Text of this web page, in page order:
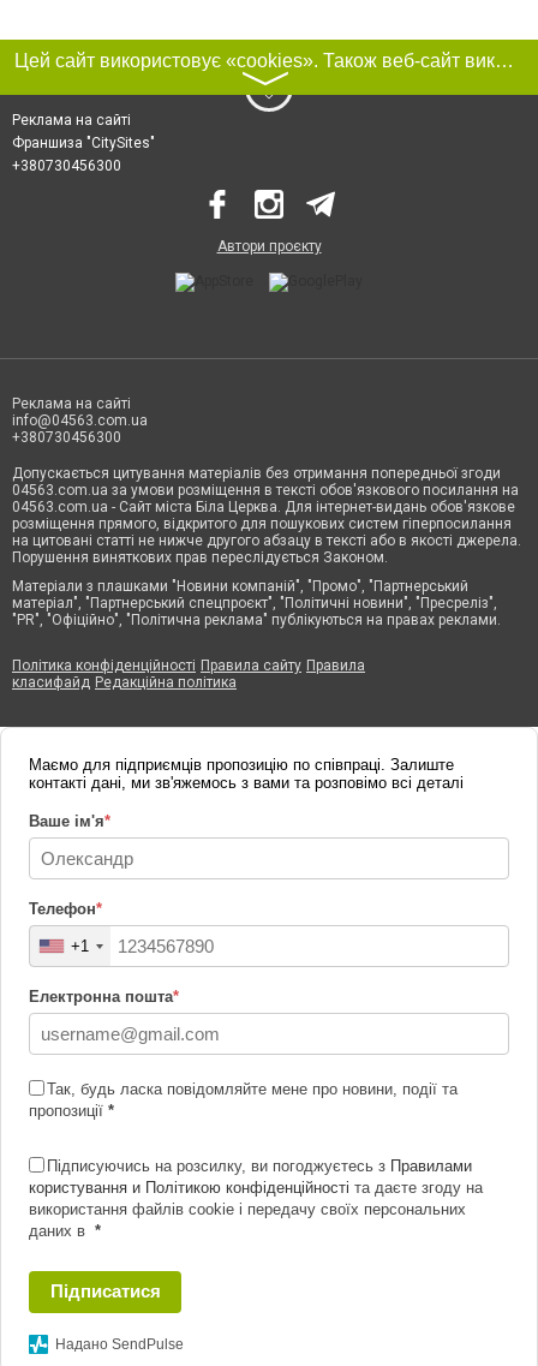
Цей сайт використовує «cookies». Також веб-сайт використовує інтернет-сервіс для збору технічних даних стосовно відвідувачів з метою отримання маркетингової та статистичної інформації. Умови обробки даних відвідувачів сайту див.
〉
Реклама на сайті
Франшиза "CitySites"
+380730456300
Автори проєкту
Реклама на сайті
info@04563.com.ua
+380730456300
Допускається цитування матеріалів без отримання попередньої згоди
04563.com.ua за умови розміщення в тексті обов'язкового посилання на
04563.com.ua - Сайт міста Біла Церква. Для інтернет-видань обов'язкове
розміщення прямого, відкритого для пошукових систем гіперпосилання
на цитовані статті не нижче другого абзацу в тексті або в якості джерела.
Порушення виняткових прав переслідується Законом.
Матеріали з плашками "Новини компаній", "Промо", "Партнерський
матеріал", "Партнерський спецпроєкт", "Політичні новини", "Пресреліз",
"PR", "Офіційно", "Політична реклама" публікуються на правах реклами.
Політика конфіденційності Правила сайту Правила
класифайд Редакційна політика
Маємо для підприємців пропозицію по співпраці. Залиште
контакті дані, ми зв'яжемось з вами та розповімо всі деталі
Ваше ім'я*
Телефон*
+1
Електронна пошта*
Так, будь ласка повідомляйте мене про новини, події та
пропозиції *
Підписуючись на розсилку, ви погоджуєтесь з Правилами
користування и Політикою конфіденційності та даєте згоду на
використання файлів cookie і передачу своїх персональних
даних в *
Підписатися
Надано SendPulse